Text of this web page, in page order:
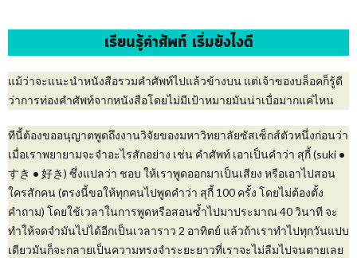
เรียนรู้คำศัพท์ เริ่มยังไงดี
แม้ว่าจะแนะนำหนังสือรวมคำศัพท์ไปแล้วข้างบน แต่เจ้าของบล็อคก็รู้ดี
ว่าการท่องคำศัพท์จากหนังสือโดยไม่มีเป้าหมายมันน่าเบื่อมากแค่ไหน
ทีนี้ต้องขออนุญาตพูดถึงงานวิจัยของมหาวิทยาลัยซัสเซ็กส์ตัวหนึ่งก่อนว่า
เมื่อเราพยายามจะจำอะไรสักอย่าง เช่น คำศัพท์ เอาเป็นคำว่า สุกี้ (suki •
すき • 好き) ซึ่งแปลว่า ชอบ ให้เราพูดออกมาเป็นเสียง หรือเอาไปสอน
ใครสักคน (ตรงนี้ขอให้ทุกคนไปพูดคำว่า สุกี้ 100 ครั้ง โดยไม่ต้องตั้ง
คำถาม) โดยใช้เวลาในการพูดหรือสอนซ้ำไปมาประมาณ 40 วินาที จะ
ทำให้จดจำมันไปได้อีกเป็นเวลาราว 2 อาทิตย์ แล้วถ้าเราทำไปทุกวันแปบ
เดียวมันก็จะกลายเป็นความทรงจำระยะยาวที่เราจะไม่ลืมไปจนตายเลย